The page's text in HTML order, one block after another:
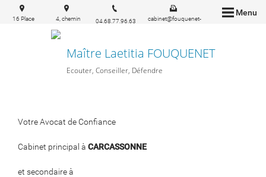
Menu
Maître Laetitia FOUQUENET
Ecouter, Conseiller, Défendre
16 Place
4, chemin
11160
MINERVOIS
04.68.77.96.63
cabinet@fouquenet-
Votre Avocat de Confiance
Cabinet principal à CARCASSONNE
et secondaire à